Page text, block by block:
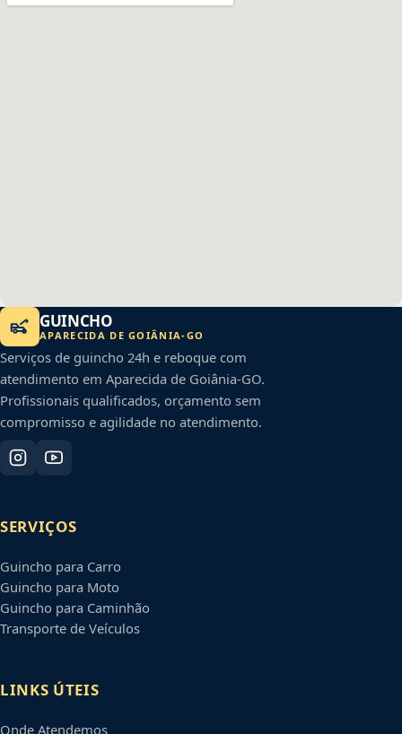
GUINCHO
APARECIDA DE GOIÂNIA-GO
Serviços de guincho 24h e reboque com
atendimento em Aparecida de Goiânia-GO.
Profissionais qualificados, orçamento sem
compromisso e agilidade no atendimento.
SERVIÇOS
Guincho para Carro
Guincho para Moto
Guincho para Caminhão
Transporte de Veículos
LINKS ÚTEIS
Onde Atendemos